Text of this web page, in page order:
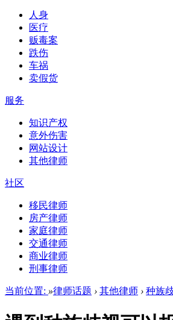
人身
医疗
贩毒案
跌伤
车祸
卖假货
服务
知识产权
意外伤害
网站设计
其他律师
社区
移民律师
房产律师
家庭律师
交通律师
商业律师
刑事律师
当前位置: »律师话题 › 其他律师 › 种族